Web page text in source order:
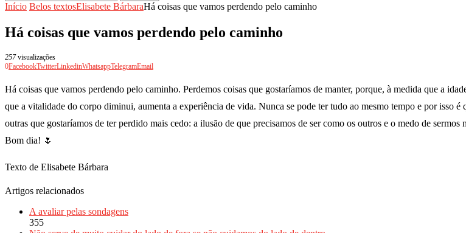
Início Belos textosElisabete BárbaraHá coisas que vamos perdendo pelo caminho
Há coisas que vamos perdendo pelo caminho
257visualizações
0FacebookTwitterLinkedinWhatsappTelegramEmail
Há coisas que vamos perdendo pelo caminho. Perdemos coisas que gostaríamos de manter, porque, à medida que a
que a vitalidade do corpo diminui, aumenta a experiência de vida. Nunca se pode ter tudo ao mesmo tempo e por isso
outras que gostaríamos de ter perdido mais cedo: a ilusão de que precisamos de ser como os outros e o medo de sermos
Bom dia! 🌷
Texto de Elisabete Bárbara
Artigos relacionados
A avaliar pelas sondagens
355